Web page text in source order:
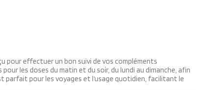
pour effectuer un bon suivi de vos compléments
les doses du matin et du soir, du lundi au dimanche, afin
parfait pour les voyages et l’usage quotidien, facilitant le